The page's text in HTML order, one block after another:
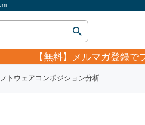
【無料】 メルマガ登録で
トウェアコンポジション分析